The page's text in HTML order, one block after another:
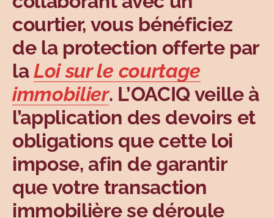
courtier, vous bénéficiez
de la protection offerte par
laLoi sur le courtage
immobilier. L’OACIQ veille à
l’application des devoirs et
obligations que cette loi
impose, afin de garantir
que votre transaction
immobilière se déroule